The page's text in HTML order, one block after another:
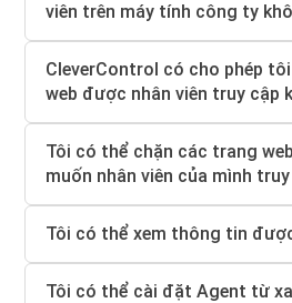
viên trên máy tính công ty
CleverControl có cho phép
web được nhân viên truy cập
Tôi có thể chặn các trang
muốn nhân viên của mình
Tôi có thể xem thông tin
Tôi có thể cài đặt Agent từ